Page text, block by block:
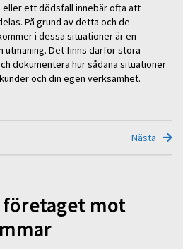
eller ett dödsfall innebär ofta att
På grund av detta och de
i dessa situationer är en
utmaning. Det finns därför stora
dokumentera hur sådana situationer
och din egen verksamhet.
Nästa
företaget mot